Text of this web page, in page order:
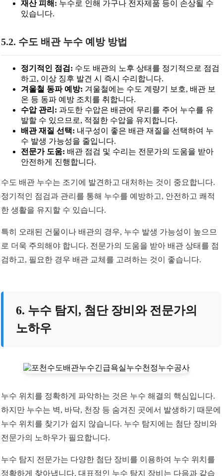
재산 피해: 누수로 인해 가구나 전자제품 등이 손상될 수
있습니다.
5.2. 수도 배관 누수 예방 방법
정기적인 점검: 수도 배관의 노후 상태를 정기적으로 점검
하고, 이상 징후 발견 시 즉시 수리합니다.
겨울철 동파 예방: 겨울철에는 수도 계량기 보호, 배관 보
온 등 동파 예방 조치를 취합니다.
수압 관리: 과도한 수압은 배관에 무리를 주어 누수를 유
발할 수 있으므로, 적절한 수압을 유지합니다.
배관 재질 선택: 내구성이 좋은 배관 재질을 선택하여 누
수 발생 가능성을 줄입니다.
전문가 도움: 배관 점검 및 수리는 전문가의 도움을 받아
안전하게 진행합니다.
수도 배관 누수는 조기에 발견하고 대처하는 것이 중요합니다.
정기적인 점검과 관리를 통해 누수를 예방하고, 안전하고 쾌적
한 생활을 유지할 수 있습니다.
특히 오래된 건물이나 배관의 경우, 누수 발생 가능성이 높으므
로 더욱 주의해야 합니다. 전문가의 도움을 받아 배관 상태를 점
검하고, 필요한 경우 배관 교체를 고려하는 것이 좋습니다.
6. 누수 탐지, 첨단 장비와 전문가의
노하우
누수 위치를 정확하게 파악하는 것은 누수 해결의 핵심입니다.
하지만 누수는 벽, 바닥, 천장 등 숨겨진 곳에서 발생하기 때문에
누수 위치를 찾기가 쉽지 않습니다. 누수 탐지에는 첨단 장비와
전문가의 노하우가 필요합니다.
누수 탐지 전문가는 다양한 첨단 장비를 이용하여 누수 위치를
정확하게 찾아냅니다. 대표적인 누수 탐지 장비는 다음과 같습